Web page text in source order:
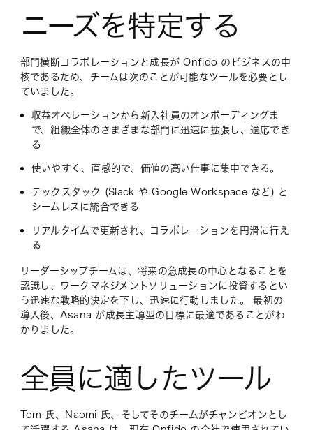
ニーズを特定する
部門横断コラボレーションと成長が Onfido のビジネスの中
核であるため、チームは次のことが可能なツールを必要とし
ていました。
収益オペレーションから新入社員のオンボーディングま
で、組織全体のさまざまな部門に迅速に拡張し、適応でき
る
使いやすく、直感的で、価値の高い仕事に集中できる。
テックスタック (Slack や Google Workspace など) と
シームレスに統合できる
リアルタイムで更新され、コラボレーションを円滑に行え
る
リーダーシップチームは、将来の急成長の中心となることを
認識し、ワークマネジメントソリューションに投資するとい
う迅速な戦略的決定を下し、迅速に行動しました。 最初の
導入後、Asana が成長主導型の目標に最適であることがわ
かりました。
全員に適したツール
Tom 氏、Naomi 氏、そしてそのチームがチャンピオンとし